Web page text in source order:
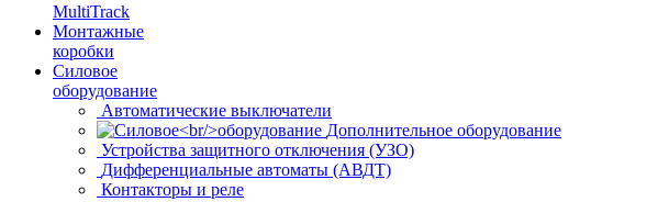
MultiTrack
Монтажные
коробки
Силовое
оборудование
Автоматические выключатели
Дополнительное оборудование
Устройства защитного отключения (УЗО)
Дифференциальные автоматы (АВДТ)
Контакторы и реле